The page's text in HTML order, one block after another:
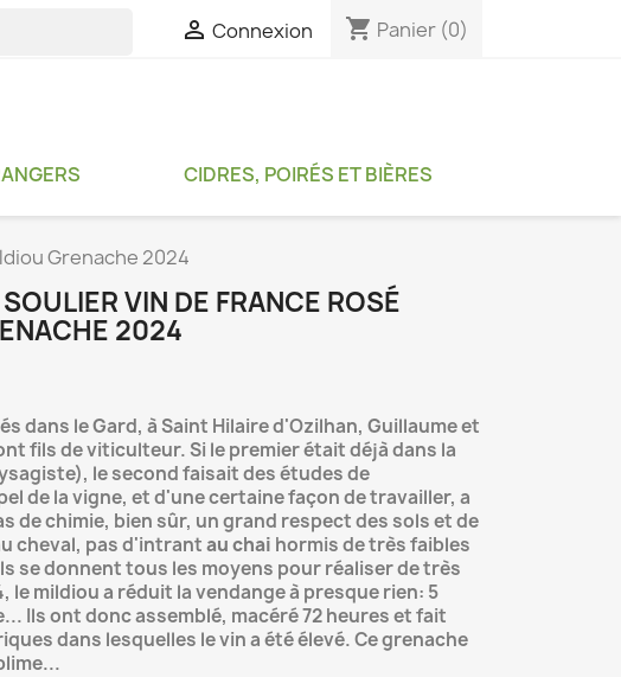
 Connexion shopping_cart Panier (0)
CIDRES, POIRÉS ET BIÈRES
Grenache 2024
VIN DE FRANCE ROSÉ
2024
dans le Gard, à Saint Hilaire d'Ozilhan, Guillaume et
fils de viticulteur. Si le premier était déjà dans la
le second faisait des études de
de la vigne, et d'une certaine façon de travailler, a
de chimie, bien sûr, un grand respect des sols et de
cheval, pas d'intrantau chai hormis de très faibles
se donnent tous les moyens pour réaliser de très
le mildiou a réduit la vendange à presque rien: 5
Ils ont donc assemblé, macéré 72 heures et fait
dans lesquelles le vin a été élevé. Ce grenache